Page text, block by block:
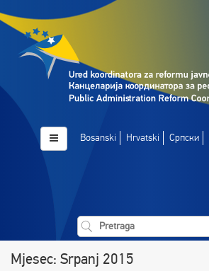
Bosanski Hrvatski Српски
Mjesec: Srpanj 2015